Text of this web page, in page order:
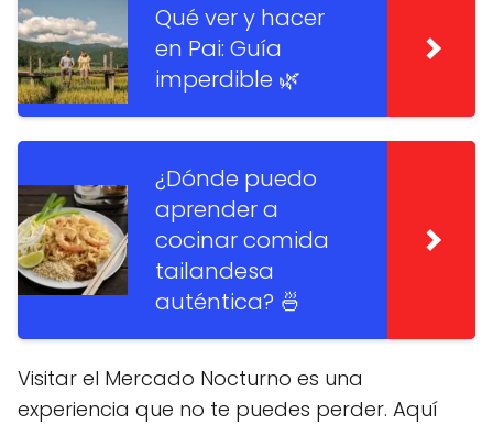
Qué ver y hacer
en Pai: Guía
imperdible 🌿
¿Dónde puedo
aprender a
cocinar comida
tailandesa
auténtica? 🍜
Visitar el Mercado Nocturno es una
experiencia que no te puedes perder. Aquí